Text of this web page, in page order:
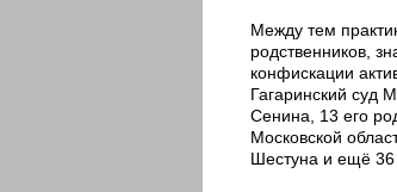
Между тем
родственников,
конфискации
Гагаринский суд
Сенина, 13 его
Московской
Шестуна и ещё 36